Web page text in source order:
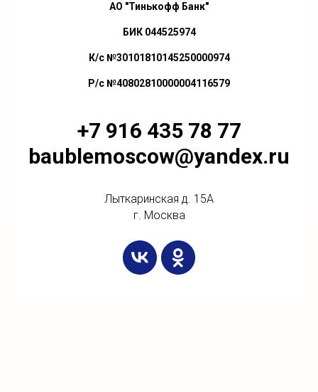
АО "Тинькофф Банк"
БИК 044525974
К/с №30101810145250000974
Р/с №40802810000004116579
+7 916 435 78 77
baublemoscow@yandex.ru
Лыткаринская д. 15А
г. Москва